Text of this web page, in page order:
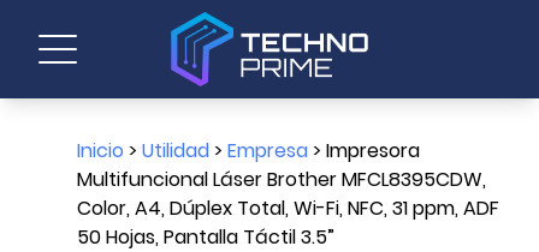
Inicio > Utilidad> Empresa> Impresora
Multifuncional Láser Brother MFCL8395CDW,
Color, A4, Dúplex Total, Wi-Fi, NFC, 31 ppm, ADF
50 Hojas, Pantalla Táctil 3.5”